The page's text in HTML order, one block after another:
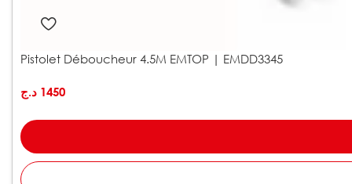
Pistolet Déboucheur 4.5M EMTOP | EMDD3345
1450 د.ج